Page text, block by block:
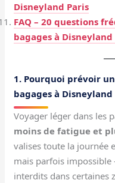
Disneyland Paris
FAQ – 20 questions
bagages à Disneyland
1. Pourquoi prévoir
bagages à Disneyland
Voyager léger dans les
moins de fatigue et
valises toute la journée
mais parfois
interdits dans certaines